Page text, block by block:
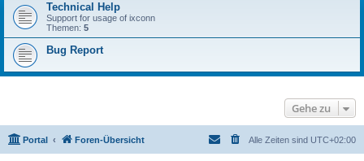
Technical Help
Support for usage of ixconn
Themen: 5
Bug Report
Gehe zu
Portal Foren-Übersicht Alle Zeiten sind UTC+02:00